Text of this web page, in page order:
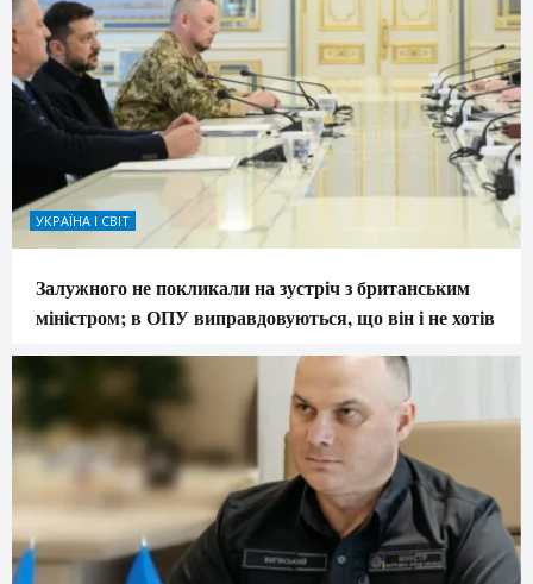
УКРАЇНА І СВІТ
Залужного не покликали на зустріч з британським
міністром; в ОПУ виправдовуються, що він і не хотів